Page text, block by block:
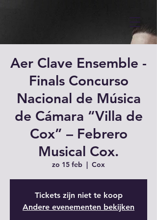
Aer Clave Ensemble -
Finals Concurso
Nacional de Música
de Cámara “Villa de
Cox” – Febrero
Musical Cox.
zo 15 feb
  |
Cox
Tickets zijn niet te koop
Andere evenementen bekijken